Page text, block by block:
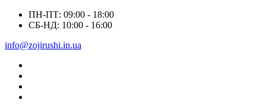
ПН-ПТ: 09:00 - 18:00
СБ-НД: 10:00 - 16:00
info@zojirushi.in.ua